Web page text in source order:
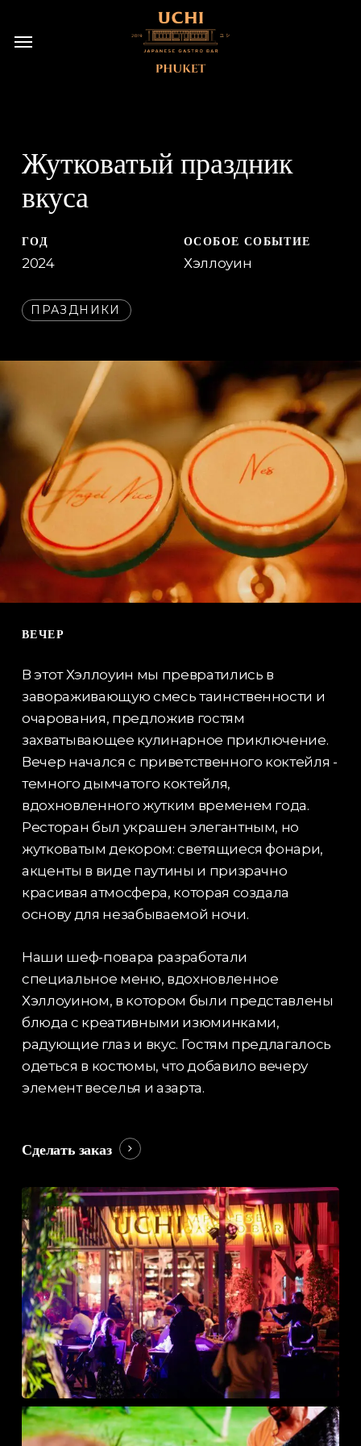
Меню
Жутковатый праздник
вкуса
ГОД
2024
ОСОБОЕ СОБЫТИЕ
Хэллоуин
ПРАЗДНИКИ
ВЕЧЕР
В этот Хэллоуин мы превратились в
завораживающую смесь таинственности и
очарования, предложив гостям
захватывающее кулинарное приключение.
Вечер начался с приветственного коктейля -
темного дымчатого коктейля,
вдохновленного жутким временем года.
Ресторан был украшен элегантным, но
жутковатым декором: светящиеся фонари,
акценты в виде паутины и призрачно
красивая атмосфера, которая создала
основу для незабываемой ночи.
Наши шеф-повара разработали
специальное меню, вдохновленное
Хэллоуином, в котором были представлены
блюда с креативными изюминками,
радующие глаз и вкус. Гостям предлагалось
одеться в костюмы, что добавило вечеру
элемент веселья и азарта.
Сделать заказ